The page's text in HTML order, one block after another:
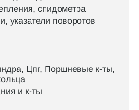
спидометра
указатели поворотов
Цпг, Поршневые к-ты,
и к-ты